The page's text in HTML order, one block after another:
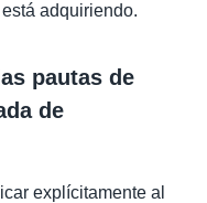
adquiriendo.
pautas de
de
explícitamente al